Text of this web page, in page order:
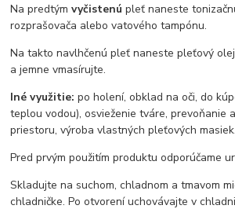
Na predtýmvyčistenú pleť naneste
rozprašovača alebo vatového tampónu.
Na takto navlhčenú pleť naneste pleťový
a jemne vmasírujte.
Iné využitie: po holení, obklad na oči, do
teplou vodou), osvieženie tváre, prevoňanie
priestoru, výroba vlastných pleťových
Pred prvým použitím produktu odporúčame
Skladujte na suchom, chladnom a tmavom
chladničke. Po otvorení uchovávajte v